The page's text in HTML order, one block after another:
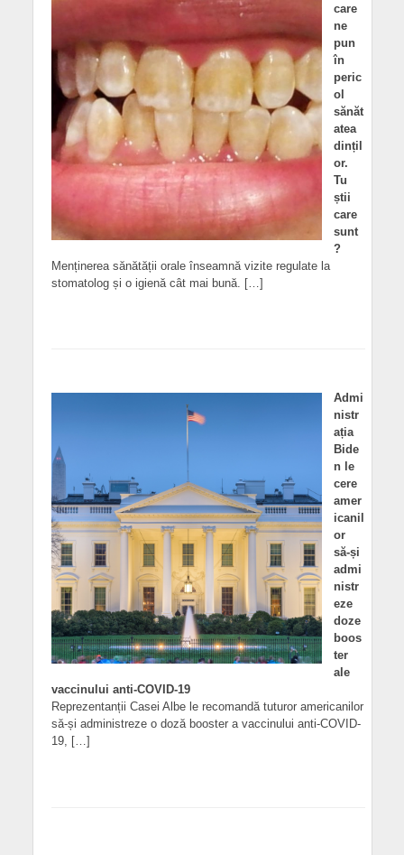
care
ne
pun
în
peric
ol
sănăt
atea
dințil
or.
Tu
știi
care
sunt
?
Menținerea sănătății orale înseamnă vizite regulate la
stomatolog și o igienă cât mai bună. […]
Admi
nistr
ația
Bide
n le
cere
amer
icanil
or
să-și
admi
nistr
eze
doze
boos
ter
ale
vaccinului anti-COVID-19
Reprezentanții Casei Albe le recomandă tuturor americanilor
să-și administreze o doză booster a vaccinului anti-COVID-
19, […]